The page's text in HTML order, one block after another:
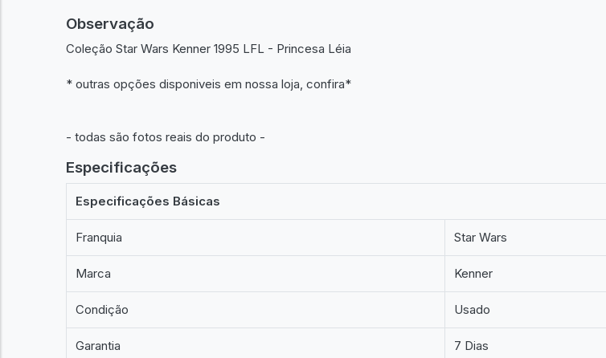
Observação
Coleção Star Wars Kenner 1995 LFL - Princesa Léia
* outras opções disponiveis em nossa loja, confira*
- todas são fotos reais do produto -
Especificações
Especificações Básicas
Franquia Star Wars
Marca Kenner
Condição Usado
Garantia 7 Dias